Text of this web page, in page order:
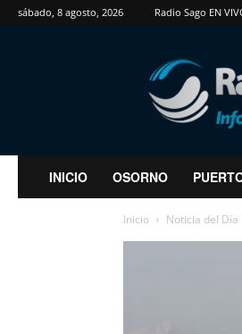
sábado, 8 agosto, 2026 Radio Sago EN
RadioSago
INICIO OSORNO
Inicio Noticia del Día